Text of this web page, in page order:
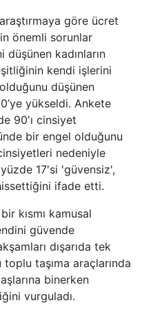
göre ücret
önemli sorunlar
kadınların
kendi işlerini
düşünen
yükseldi. Ankete
90'ı cinsiyet
bir engel olduğunu
nedeniyle
17'si 'güvensiz',
ifade etti.
kısmı kamusal
güvende
dışarıda tek
taşıma araçlarında
binerken
vurguladı.